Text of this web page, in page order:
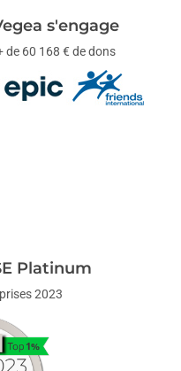
s'engage
de 60 168 € de dons
Platinum
2023